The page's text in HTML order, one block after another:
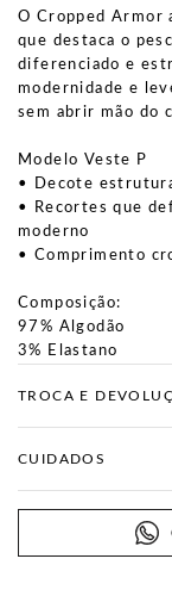
O Cropped Armor
que destaca o
diferenciado e
modernidade e
sem abrir mão do
Modelo Veste P
• Decote
• Recortes que
moderno
• Comprimento
Composição:
97% Algodão
3% Elastano
TROCA E
CUIDADOS